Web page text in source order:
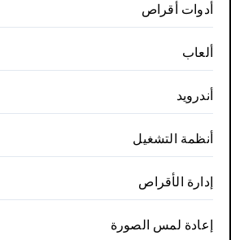
أدوات أقراص
ألعاب
أندرويد
أنظمة التشغيل
إدارة الأقراص
إعادة لمس الصورة